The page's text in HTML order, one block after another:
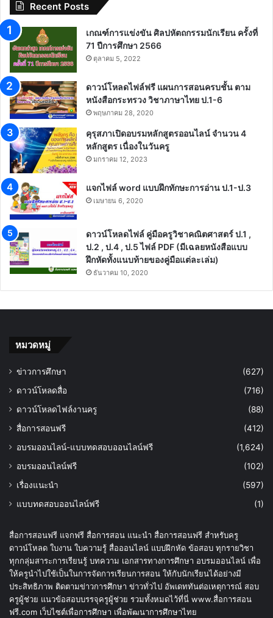
Recent Posts
เกณฑ์การแข่งขัน ศิลปหัตถกรรมนักเรียน ครั้งที่
71 ปีการศึกษา 2566
ตุลาคม 5, 2022
ดาวน์โหลดไฟล์ฟรี แผนการสอนครบชั้น ตาม
หนังสือกระทรวง วิชาภาษาไทย ป.1-6
พฤษภาคม 28, 2020
คุรุสภาเปิดอบรมหลักสูตรออนไลน์ จำนวน 4
หลักสูตร เนื่องในวันครู
มกราคม 12, 2023
แจกไฟล์ word แบบฝึกทักษะการอ่าน ป.1-ป.3
เมษายน 6, 2020
ดาวน์โหลดไฟล์ คู่มือครูวิชาคณิตศาสตร์ ป.1 ,
ป.2 , ป.4 , ป.5 ไฟล์ PDF (มีเฉลยหนังสือแบบ
ฝึกหัดทั้งแนบท้ายของคู่มือแต่ละเล่ม)
ธันวาคม 10, 2020
หมวดหมู่
ข่าวการศึกษา
(627)
ดาวน์โหลดสื่อ
(716)
ดาวน์โหลดไฟล์งานครู
(88)
สื่อการสอนฟรี
(412)
อบรมออนไลน์-แบบทดสอบออนไลน์ฟรี
(1,624)
อบรมออนไลน์ฟรี
(102)
เรื่องแนะนำ
(597)
แบบทดสอบออนไลน์ฟรี
(1)
สื่อการสอนฟรี แจกฟรี สื่อการสอน แนะนำ สื่อการสอนฟรี สำหรับครู
ดาวน์โหลด ใบงาน ใบความรู้ สื่อออนไลน์ แบบฝึกหัด ข้อสอบ ทุกรายวิชา
ทุกกลุ่มสาระการเรียนรู้ บทความ เอกสารทางการศึกษา อบรมออนไลน์ เพื่อ
ให้ครูนำไปใช้เป็นในการจัดการเรียนการสอน ให้กับนักเรียนได้อย่างมี
ประสิทธิภาพ ติดตามข่าวการศึกษา ข่าวทั่วไป อัพเดททันต่อเหตุการณ์ สอบ
ครูผู้ช่วย แนวข้อสอบบรรจุครูผู้ช่วย รวมทั้งหมดไว้ที่นี่ www.สื่อการสอน
ฟรี.com เว็บไซต์เพื่อการศึกษา เพื่อพัฒนาการศึกษาไทย